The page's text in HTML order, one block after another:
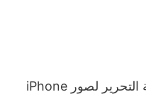
الخيار أقصى اليمين على شاشة التحرير لصور iPhone